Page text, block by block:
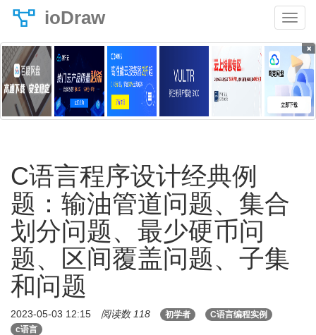
ioDraw
×
C语言程序设计经典例
题：输油管道问题、集合
划分问题、最少硬币问
题、区间覆盖问题、子集
和问题
2023-05-03 12:15 阅读数 118 初学者
C语言编程实例
c语言